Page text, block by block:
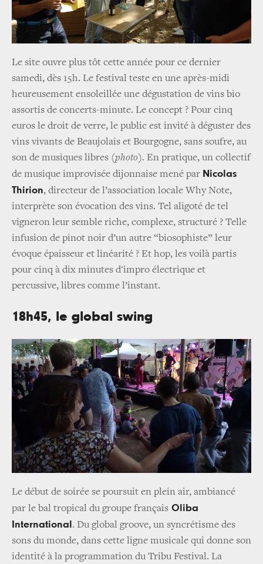
Le site ouvre plus tôt cette année pour ce dernier
samedi, dès 15h. Le festival teste en une après-midi
heureusement ensoleillée une dégustation de vins bio
assortis de concerts-minute. Le concept ? Pour cinq
euros le droit de verre, le public est invité à déguster des
vins vivants de Beaujolais et Bourgogne, sans soufre, au
son de musiques libres (photo). En pratique, un collectif
de musique improvisée dijonnaise mené par Nicolas
Thirion, directeur de l’association locale Why Note,
interprète son évocation des vins. Tel aligoté de tel
vigneron leur semble riche, complexe, structuré ? Telle
infusion de pinot noir d’un autre “biosophiste” leur
évoque épaisseur et linéarité ? Et hop, les voilà partis
pour cinq à dix minutes d'impro électrique et
percussive, libres comme l’instant.
18h45, le global swing
Le début de soirée se poursuit en plein air, ambiancé
par le bal tropical du groupe français Oliba
International . Du global groove, un syncrétisme des
sons du monde, dans cette ligne musicale qui donne son
identité à la programmation du Tribu Festival. La